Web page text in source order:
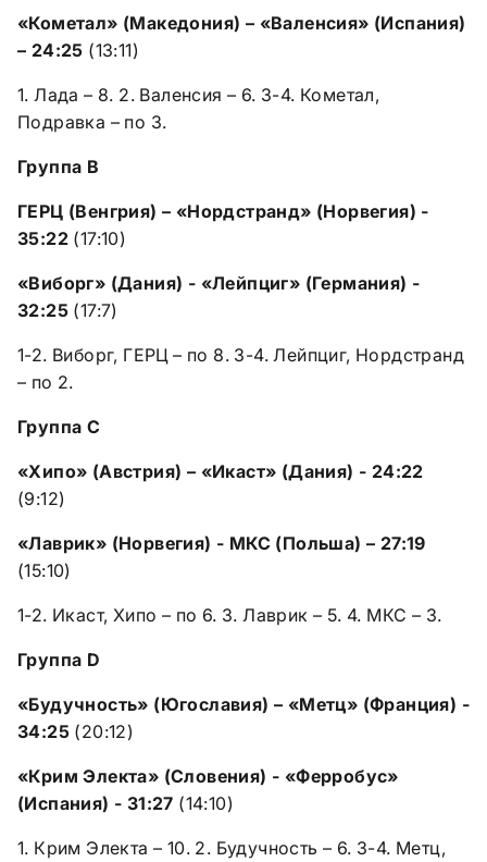
«Кометал» (Македония) – «Валенсия» (Испания)
– 24:25 (13:11)
1. Лада – 8. 2. Валенсия – 6. 3-4. Кометал,
Подравка – по 3.
Группа B
ГЕРЦ (Венгрия) – «Нордстранд» (Норвегия) -
35:22 (17:10)
«Виборг» (Дания) - «Лейпциг» (Германия) -
32:25 (17:7)
1-2. Виборг, ГЕРЦ – по 8. 3-4. Лейпциг, Нордстранд
– по 2.
Группа С
«Хипо» (Австрия) – «Икаст» (Дания) - 24:22
(9:12)
«Лаврик» (Норвегия) - МКС (Польша) – 27:19
(15:10)
1-2. Икаст, Хипо – по 6. 3. Лаврик – 5. 4. МКС – 3.
Группа D
«Будучность» (Югославия) – «Метц» (Франция) -
34:25 (20:12)
«Крим Электа» (Словения) - «Ферробус»
(Испания) - 31:27 (14:10)
1. Крим Электа – 10. 2. Будучность – 6. 3-4. Метц,